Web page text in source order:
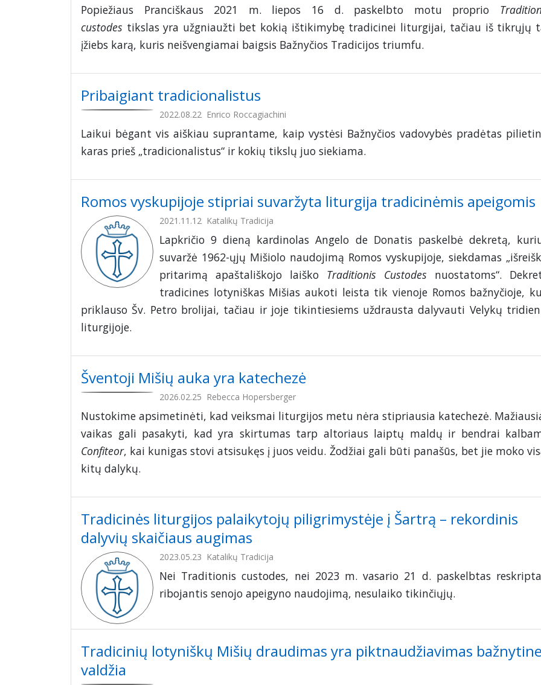
Popiežiaus Pranciškaus 2021 m. liepos 16 d. paskelbto motu proprio
custodes tikslas yra užgniaužti bet kokią ištikimybę tradicinei liturgijai, tačiau iš tikrųjų
įžiebs karą, kuris neišvengiamai baigsis Bažnyčios Tradicijos triumfu.
Pribaigiant tradicionalistus
2022.08.22 Enrico Roccagiachini
Laikui bėgant vis aiškiau suprantame, kaip vystėsi Bažnyčios vadovybės pradėtas
karas prieš „tradicionalistus“ ir kokių tikslų juo siekiama.
Romos vyskupijoje stipriai suvaržyta liturgija tradicinėmis apeigomis
2021.11.12 Katalikų Tradicija
Lapkričio 9 dieną kardinolas Angelo de Donatis paskelbė dekretą,
suvaržė 1962-ųjų Mišiolo naudojimą Romos vyskupijoje, siekdamas
pritarimą apaštališkojo laiško Traditionis Custodes nuostatoms“.
tradicines lotyniškas Mišias aukoti leista tik vienoje Romos bažnyčioje,
priklauso Šv. Petro brolijai, tačiau ir joje tikintiesiems uždrausta dalyvauti Velykų
liturgijoje.
Šventoji Mišių auka yra katechezė
2026.02.25 Rebecca Hopersberger
Nustokime apsimetinėti, kad veiksmai liturgijos metu nėra stipriausia katechezė.
vaikas gali pasakyti, kad yra skirtumas tarp altoriaus laiptų maldų ir bendrai
Confiteor, kai kunigas stovi atsisukęs į juos veidu. Žodžiai gali būti panašūs, bet jie moko
kitų dalykų.
Tradicinės liturgijos palaikytojų piligrimystėje į Šartrą – rekordinis
dalyvių skaičiaus augimas
2023.05.23 Katalikų Tradicija
Nei Traditionis custodes, nei 2023 m. vasario 21 d. paskelbtas
ribojantis senojo apeigyno naudojimą, nesulaiko tikinčiųjų.
Tradicinių lotyniškų Mišių draudimas yra piktnaudžiavimas bažnytine
valdžia